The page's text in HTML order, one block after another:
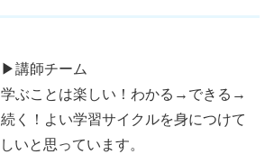
▶講師チーム
学ぶことは楽しい！わかる→できる→
続く！よい学習サイクルを身につけて
いと思っています。